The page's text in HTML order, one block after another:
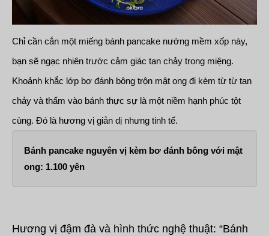
Chỉ cần cắn một miếng bánh pancake nướng mềm xốp này,
bạn sẽ ngạc nhiên trước cảm giác tan chảy trong miệng.
Khoảnh khắc lớp bơ đánh bông trộn mật ong đi kèm từ từ tan
chảy và thấm vào bánh thực sự là một niềm hạnh phúc tột
cùng. Đó là hương vị giản dị nhưng tinh tế.
Bánh pancake nguyên vị kèm bơ đánh bông với mật
ong: 1.100 yên
Hương vị đậm đà và hình thức nghệ thuật: “Bánh